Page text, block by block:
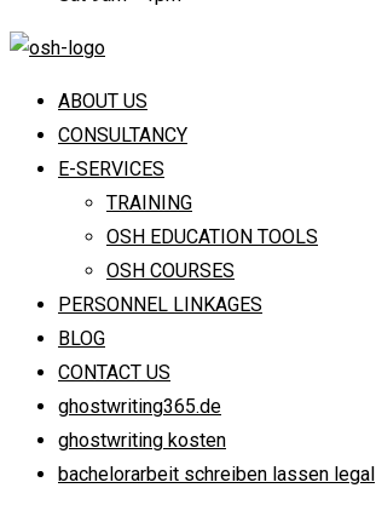
ABOUT US
CONSULTANCY
E-SERVICES
TRAINING
OSH EDUCATION TOOLS
OSH COURSES
PERSONNEL LINKAGES
BLOG
CONTACT US
ghostwriting365.de
ghostwriting kosten
bachelorarbeit schreiben lassen legal